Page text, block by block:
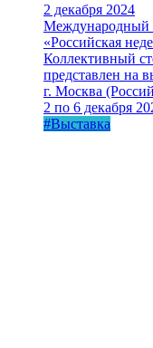
2 декабря 2024
Международный
«Российская
Коллективный
представлен на
г. Москва
2 по 6 декабря
#Выставка